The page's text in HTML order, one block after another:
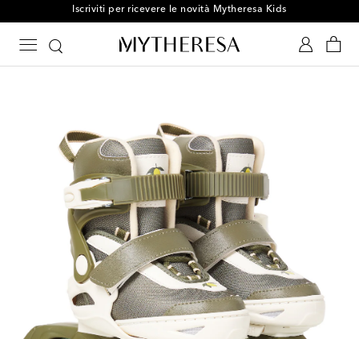
Iscriviti per ricevere le novità Mytheresa Kids